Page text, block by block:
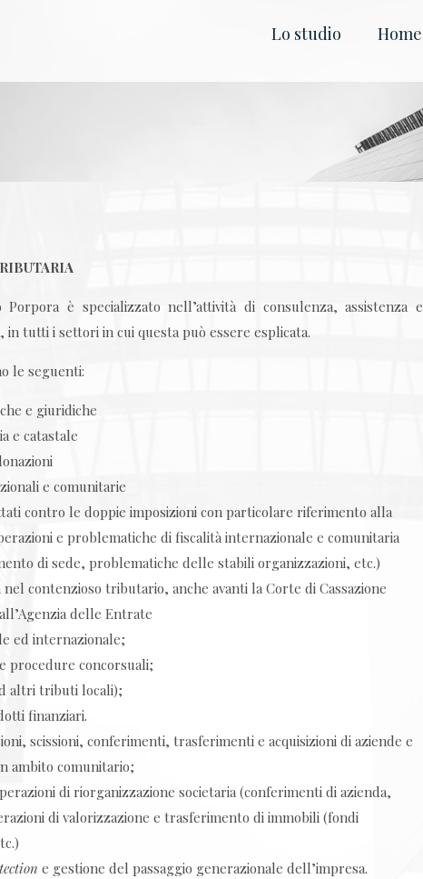
Lo studio Home
è specializzato nell’attività di consulenza, assistenza e
tutti i settori in cui questa può essere esplicata.
le seguenti:
e giuridiche
e catastale
e comunitarie
contro le doppie imposizioni con particolare riferimento alla
e problematiche di fiscalità internazionale e comunitaria
di sede, problematiche delle stabili organizzazioni, etc.)
contenzioso tributario, anche avanti la Corte di Cassazione
delle Entrate
ed internazionale;
procedure concorsuali;
altri tributi locali);
finanziari.
scissioni, conferimenti, trasferimenti e acquisizioni di aziende e
ambito comunitario;
di riorganizzazione societaria (conferimenti di azienda,
di valorizzazione e trasferimento di immobili (fondi
e gestione del passaggio generazionale dell’impresa.